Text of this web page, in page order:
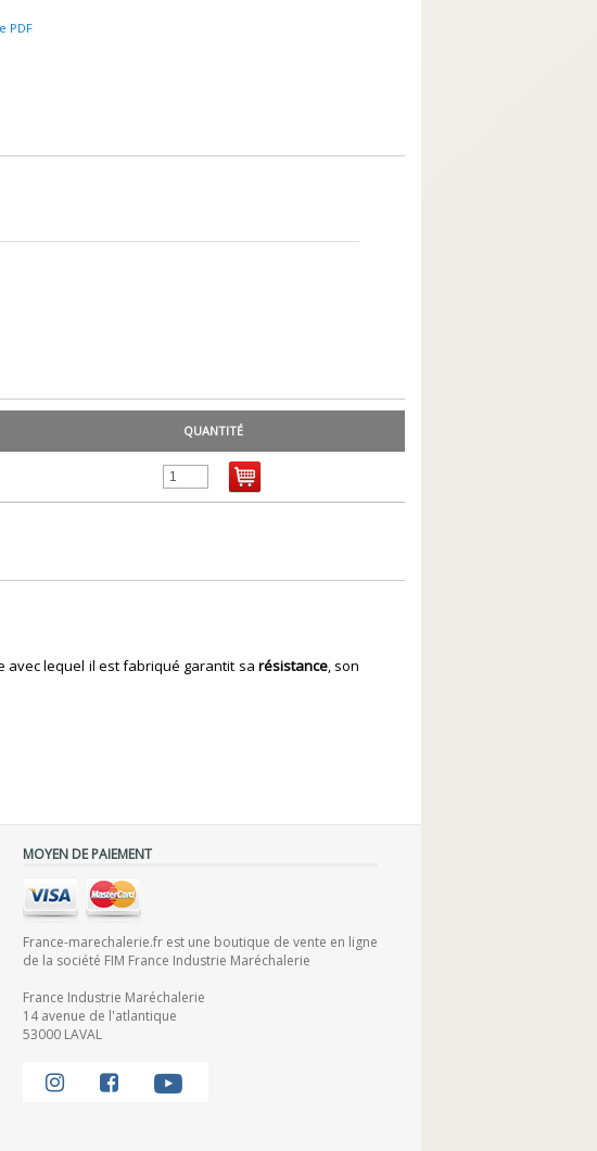
PDF
QUANTITÉ
avec lequel il est fabriqué garantit sa résistance, son
MOYEN DE PAIEMENT
France-marechalerie.fr est une boutique de vente en ligne
de la société FIM France Industrie Maréchalerie
France Industrie Maréchalerie
14 avenue de l'atlantique
53000 LAVAL